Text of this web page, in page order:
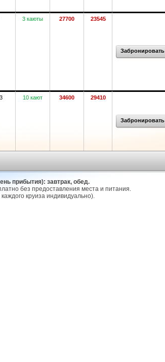
3 каюты 27700 23545
Забронировать
10 кают 34600 29410
Забронировать
прибытия): завтрак, обед.
без предоставления места и питания.
круиза индивидуально).